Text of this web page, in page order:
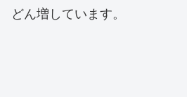
どん増しています。